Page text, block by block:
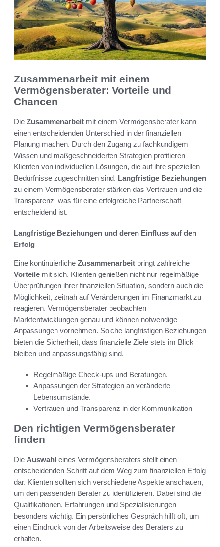
Zusammenarbeit mit einem
Vermögensberater: Vorteile und
Chancen
Die Zusammenarbeit mit einem Vermögensberater kann
einen entscheidenden Unterschied in der finanziellen
Planung machen. Durch den Zugang zu fachkundigem
Wissen und maßgeschneiderten Strategien profitieren
Klienten von individuellen Lösungen, die auf ihre speziellen
Bedürfnisse zugeschnitten sind. Langfristige Beziehungen
zu einem Vermögensberater stärken das Vertrauen und die
Transparenz, was für eine erfolgreiche Partnerschaft
entscheidend ist.
Langfristige Beziehungen und deren Einfluss auf den
Erfolg
Eine kontinuierliche Zusammenarbeit bringt zahlreiche
Vorteile mit sich. Klienten genießen nicht nur regelmäßige
Überprüfungen ihrer finanziellen Situation, sondern auch die
Möglichkeit, zeitnah auf Veränderungen im Finanzmarkt zu
reagieren. Vermögensberater beobachten
Marktentwicklungen genau und können notwendige
Anpassungen vornehmen. Solche langfristigen Beziehungen
bieten die Sicherheit, dass finanzielle Ziele stets im Blick
bleiben und anpassungsfähig sind.
Regelmäßige Check-ups und Beratungen.
Anpassungen der Strategien an veränderte
Lebensumstände.
Vertrauen und Transparenz in der Kommunikation.
Den richtigen Vermögensberater
finden
Die Auswahl eines Vermögensberaters stellt einen
entscheidenden Schritt auf dem Weg zum finanziellen Erfolg
dar. Klienten sollten sich verschiedene Aspekte anschauen,
um den passenden Berater zu identifizieren. Dabei sind die
Qualifikationen, Erfahrungen und Spezialisierungen
besonders wichtig. Ein persönliches Gespräch hilft oft, um
einen Eindruck von der Arbeitsweise des Beraters zu
erhalten.